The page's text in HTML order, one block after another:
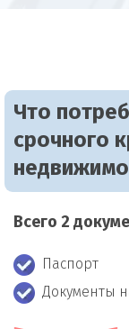
Что
срочного
Всего 2
Паспорт
Документы